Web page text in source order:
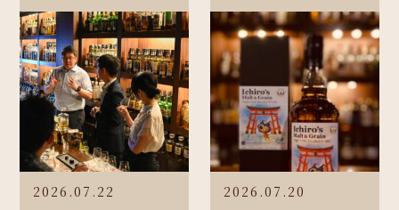
2026.07.22 2026.07.20